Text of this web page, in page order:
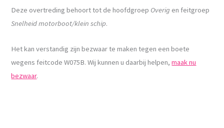
Deze overtreding behoort tot de hoofdgroep Overig en feitgroep
Snelheid motorboot/klein schip.
Het kan verstandig zijn bezwaar te maken tegen een boete
wegens feitcode W075B. Wij kunnen u daarbij helpen,maak nu
bezwaar.